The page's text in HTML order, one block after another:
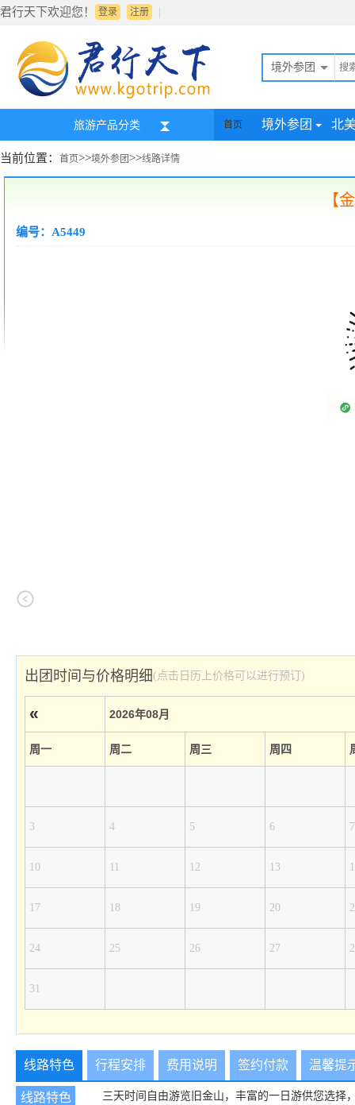
君行天下欢迎您！ 登录 |
注册
境外参团
旅游产品分类 首页 境外参团 北
当前位置： 首页>>境外参团>>线路详情
【
编号：A5449
出团时间与价格明细(点击日历上价格可以进行预订)
« 2026年08月
周一 周二 周三 周四
3 4 5 6 7
10 11 12 13
17 18 19 20
24 25 26 27
31
线路特色 行程安排 费用说明 签约付款 温馨提
线路特色 三天时间自由游览旧金山，丰富的一日游供您选择